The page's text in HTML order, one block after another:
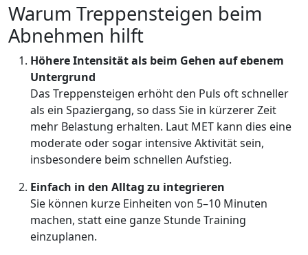
Warum Treppensteigen beim
Abnehmen hilft
Höhere Intensität als beim Gehen auf ebenem
Untergrund
Das Treppensteigen erhöht den Puls oft schneller
als ein Spaziergang, so dass Sie in kürzerer Zeit
mehr Belastung erhalten. Laut MET kann dies eine
moderate oder sogar intensive Aktivität sein,
insbesondere beim schnellen Aufstieg.
Einfach in den Alltag zu integrieren
Sie können kurze Einheiten von 5–10 Minuten
machen, statt eine ganze Stunde Training
einzuplanen.